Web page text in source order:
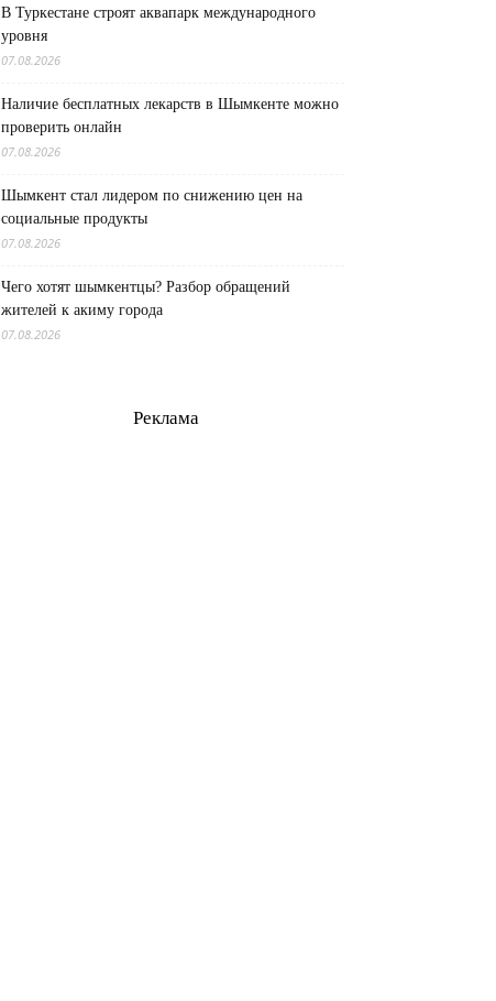
В Туркестане строят аквапарк международного
уровня
07.08.2026
Наличие бесплатных лекарств в Шымкенте можно
проверить онлайн
07.08.2026
Шымкент стал лидером по снижению цен на
социальные продукты
07.08.2026
Чего хотят шымкентцы? Разбор обращений
жителей к акиму города
07.08.2026
Реклама